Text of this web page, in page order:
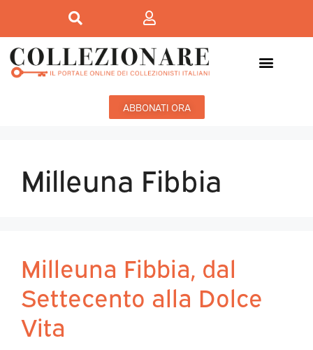
ABBONATI ORA
Milleuna Fibbia
Milleuna Fibbia, dal
Settecento alla Dolce
Vita